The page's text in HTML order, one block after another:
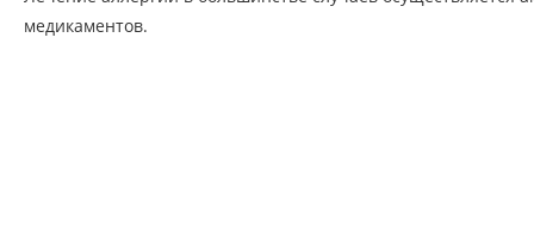
медикаментов.